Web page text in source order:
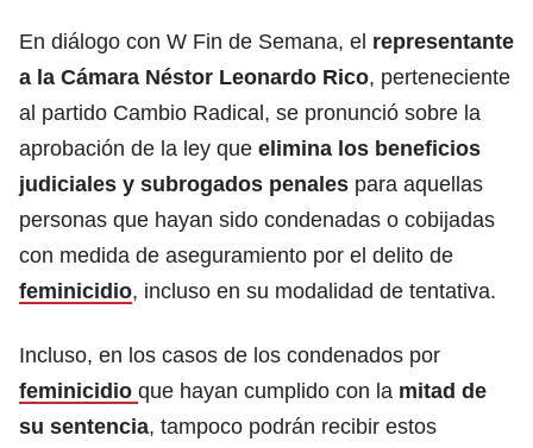
En diálogo con W Fin de Semana, el representante
a la Cámara Néstor Leonardo Rico, perteneciente
al partido Cambio Radical, se pronunció sobre la
aprobación de la ley que elimina los beneficios
judiciales y subrogados penales para aquellas
personas que hayan sido condenadas o cobijadas
con medida de aseguramiento por el delito de
feminicidio, incluso en su modalidad de tentativa.
Incluso, en los casos de los condenados por
feminicidio que hayan cumplido con la mitad de
su sentencia, tampoco podrán recibir estos